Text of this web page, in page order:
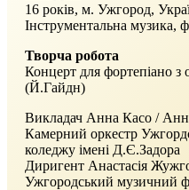
16 років, м. Ужгород,
Інструментальна музика,
Творча робота
Концерт для фортепіано з
(Й.Гайдн)
Викладач Анна Касо /
Камерний оркестр
коледжу імені Д.Є.Задора
Диригент Анастасія
Ужгородський музичний